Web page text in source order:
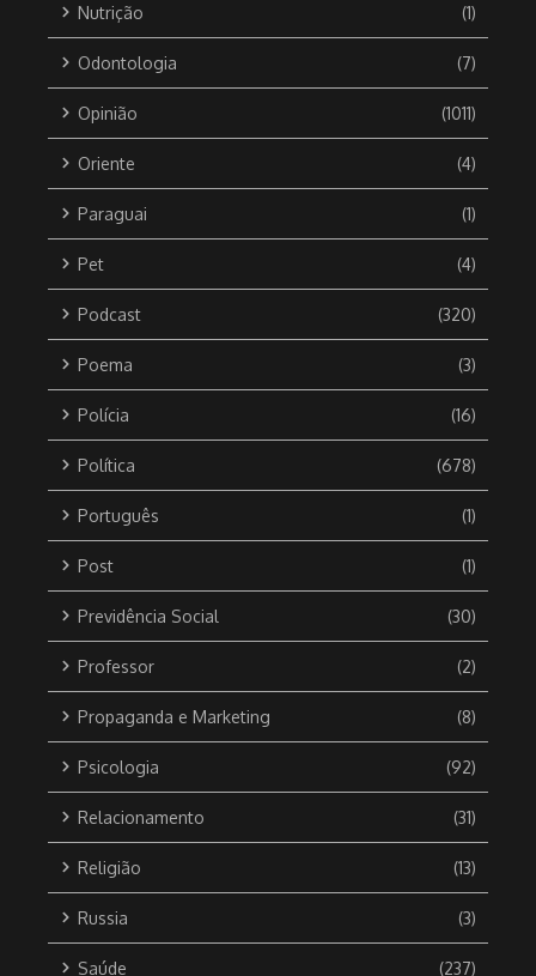
Nutrição (1)
Odontologia (7)
Opinião (1011)
Oriente (4)
Paraguai (1)
Pet (4)
Podcast (320)
Poema (3)
Polícia (16)
Política (678)
Português (1)
Post (1)
Previdência Social (30)
Professor (2)
Propaganda e Marketing (8)
Psicologia (92)
Relacionamento (31)
Religião (13)
Russia (3)
Saúde (237)